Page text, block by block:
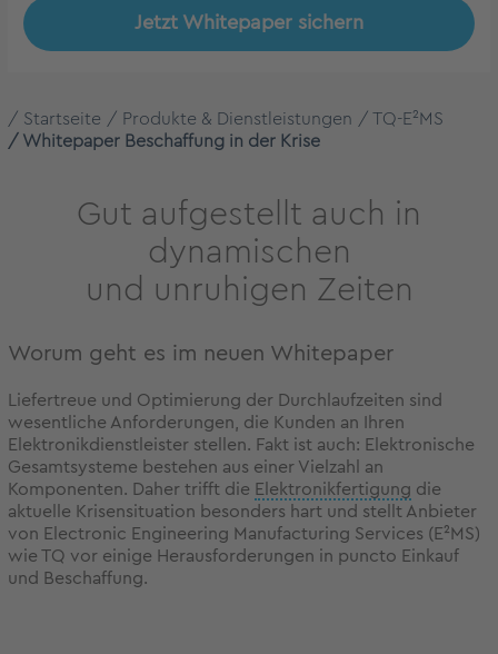
Jetzt Whitepaper sichern
Startseite Produkte & Dienstleistungen
TQ-E²MS
Whitepaper Beschaffung in der Krise
Gut aufgestellt auch in
dynamischen
und unruhigen Zeiten
Worum geht es im neuen Whitepaper
Liefertreue und Optimierung der Durchlaufzeiten sind
wesentliche Anforderungen, die Kunden an Ihren
Elektronikdienstleister stellen. Fakt ist auch: Elektronische
Gesamtsysteme bestehen aus einer Vielzahl an
Komponenten. Daher trifft die Elektronikfertigung die
aktuelle Krisensituation besonders hart und stellt Anbieter
von Electronic Engineering Manufacturing Services (E²MS)
wie TQ vor einige Herausforderungen in puncto Einkauf
und Beschaffung.